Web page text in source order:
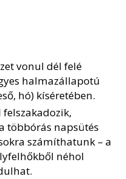
vonul dél felé
halmazállapotú
hó) kíséretében.
többórás napsütés
számíthatunk – a
néhol